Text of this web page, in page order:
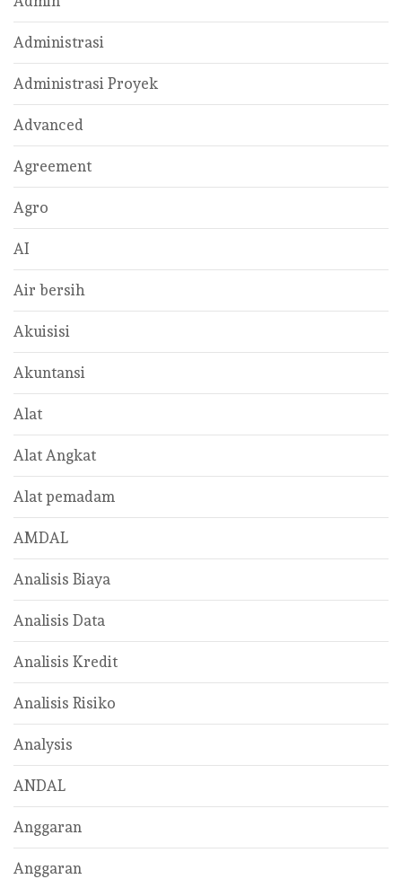
Administrasi
Administrasi Proyek
Advanced
Agreement
Agro
AI
Air bersih
Akuisisi
Akuntansi
Alat
Alat Angkat
Alat pemadam
AMDAL
Analisis Biaya
Analisis Data
Analisis Kredit
Analisis Risiko
Analysis
ANDAL
Anggaran
Anggaran